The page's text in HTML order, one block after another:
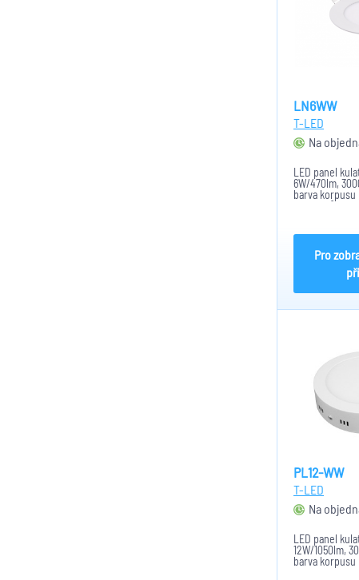
LN6WW
T-LED
Na
LED panel
6W/470lm,
barva korpusu
svitu 170°, CRI
Pro
PL12-WW
T-LED
Na
LED panel
12W/1050lm,
barva korpusu
mm, výška 35